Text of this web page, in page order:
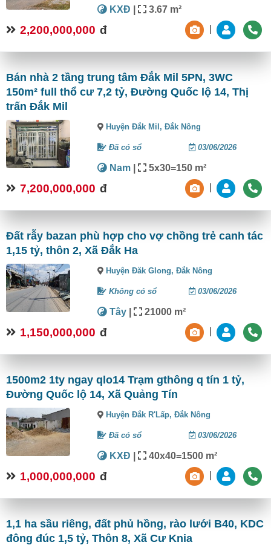
KXĐ | 3.67 m²
2,200,000,000 đ
Bán nhà 2 tầng trung tâm Đắk Mil 5PN, 3WC
150m² full thổ cư 7,2 tỷ, Đường Quốc lộ 14, Thị
trấn Đắk Mil
Huyện Đắk Mil,Đắk Nông
Đã có sổ 03/06/2026
Nam | 5x30=150 m²
7,200,000,000 đ
Đất rẫy bazan phù hợp cho vợ chồng trẻ canh tác
1,15 tỷ, thôn 2, Xã Đắk Ha
Huyện Đăk Glong,Đắk Nông
Không có sổ 03/06/2026
Tây | 21000 m²
1,150,000,000 đ
1500m2 1ty ngay qlo14 Trạm gthông q tín 1 tỷ,
Đường Quốc lộ 14, Xã Quảng Tín
Huyện Đắk R'Lấp,Đắk Nông
Đã có sổ 03/06/2026
KXĐ | 40x40=1500 m²
1,000,000,000 đ
1,1 ha sầu riêng, đất phủ hồng, rào lưới B40, KDC
đông đúc 1,5 tỷ, Thôn 8, Xã Cư Knia